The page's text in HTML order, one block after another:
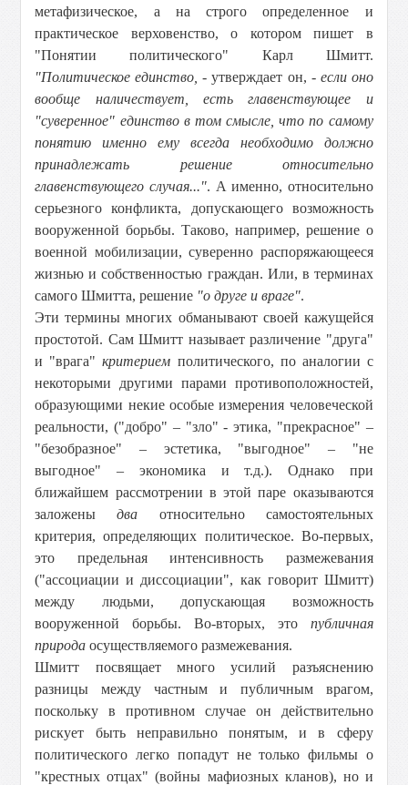
метафизическое, а на строго определенное и
практическое верховенство, о котором пишет в
"Понятии политического" Карл Шмитт.
"Политическое единство,- утверждает он, - если оно
вообще наличествует, есть главенствующее и
"суверенное" единство в том смысле, что по самому
понятию именно ему всегда необходимо должно
принадлежать решение относительно
главенствующего случая...". А именно, относительно
серьезного конфликта, допускающего возможность
вооруженной борьбы. Таково, например, решение о
военной мобилизации, суверенно распоряжающееся
жизнью и собственностью граждан. Или, в терминах
самого Шмитта, решение "о друге и враге".
Эти термины многих обманывают своей кажущейся
простотой. Сам Шмитт называет различение "друга"
и "врага"критерием политического, по аналогии с
некоторыми другими парами противоположностей,
образующими некие особые измерения человеческой
реальности, ("добро" – "зло" - этика, "прекрасное" –
"безобразное" – эстетика, "выгодное" – "не
выгодное" – экономика и т.д.). Однако при
ближайшем рассмотрении в этой паре оказываются
заложеныдва относительно самостоятельных
критерия, определяющих политическое. Во-первых,
это предельная интенсивность размежевания
("ассоциации и диссоциации", как говорит Шмитт)
между людьми, допускающая возможность
вооруженной борьбы. Во-вторых, это публичная
природа осуществляемого размежевания.
Шмитт посвящает много усилий разъяснению
разницы между частным и публичным врагом,
поскольку в противном случае он действительно
рискует быть неправильно понятым, и в сферу
политического легко попадут не только фильмы о
"крестных отцах" (войны мафиозных кланов), но и